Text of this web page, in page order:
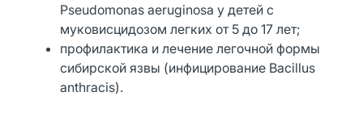
Pseudomonas aeruginosa у детей с
муковисцидозом легких от 5 до 17 лет;
профилактика и лечение легочной формы
сибирской язвы (инфицирование Bacillus
anthracis).